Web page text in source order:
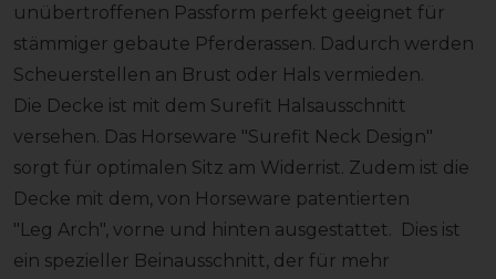
unübertroffenen Passform perfekt geeignet für
stämmiger gebaute Pferderassen. Dadurch werden
Scheuerstellen an Brust oder Hals vermieden.
Die Decke ist mit dem Surefit Halsausschnitt
versehen. Das Horseware "Surefit Neck Design"
sorgt für optimalen Sitz am Widerrist. Zudem ist die
Decke mit dem, von Horseware patentierten
"Leg Arch", vorne und hinten ausgestattet. Dies ist
ein spezieller Beinausschnitt, der für mehr